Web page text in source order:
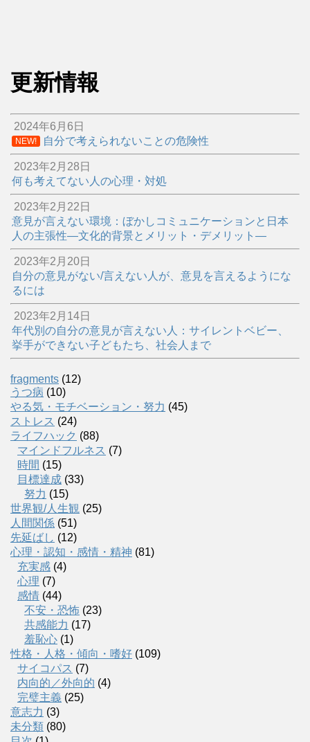
更新情報
2024年6月6日
NEW! 自分で考えられないことの危険性
2023年2月28日
何も考えてない人の心理・対処
2023年2月22日
意見が言えない環境：ぼかしコミュニケーションと日本
人の主張性―文化的背景とメリット・デメリット―
2023年2月20日
自分の意見がない/言えない人が、意見を言えるようにな
るには
2023年2月14日
年代別の自分の意見が言えない人：サイレントベビー、
挙手ができない子どもたち、社会人まで
fragments (12)
うつ病 (10)
やる気・モチベーション・努力 (45)
ストレス (24)
ライフハック (88)
マインドフルネス (7)
時間 (15)
目標達成 (33)
努力 (15)
世界観/人生観 (25)
人間関係 (51)
先延ばし (12)
心理・認知・感情・精神 (81)
充実感 (4)
心理 (7)
感情 (44)
不安・恐怖 (23)
共感能力 (17)
羞恥心 (1)
性格・人格・傾向・嗜好 (109)
サイコパス (7)
内向的／外向的 (4)
完璧主義 (25)
意志力 (3)
未分類 (80)